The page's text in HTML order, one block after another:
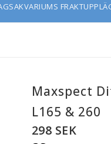
Maxspect
L165 & 260
298 SEK